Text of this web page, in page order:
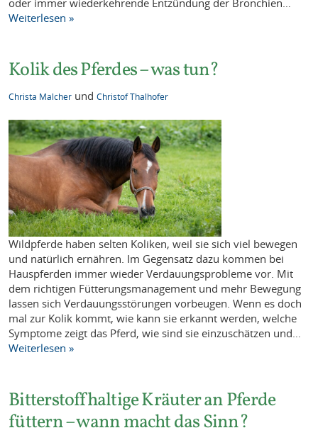
Weiterlesen »
Kolik des Pferdes – was tun?
Christa Malcher undChristof Thalhofer
Wildpferde haben selten Koliken, weil sie sich viel bewegen
und natürlich ernähren. Im Gegensatz dazu kommen bei
Hauspferden immer wieder Verdauungsprobleme vor. Mit
dem richtigen Fütterungsmanagement und mehr Bewegung
lassen sich Verdauungsstörungen vorbeugen. Wenn es doch
mal zur Kolik kommt, wie kann sie erkannt werden, welche
Symptome zeigt das Pferd, wie sind sie einzuschätzen und…
Weiterlesen »
Bitterstoffhaltige Kräuter an Pferde
füttern – wann macht das Sinn?